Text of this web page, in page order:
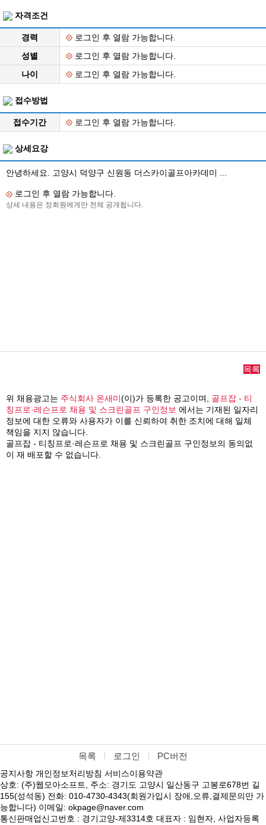
자격조건
경력
로그인 후 열람 가능합니다.
성별
로그인 후 열람 가능합니다.
나이
로그인 후 열람 가능합니다.
접수방법
접수기간 로그인 후 열람 가능합니다.
상세요강
안녕하세요. 고양시 덕양구 신원동 더스카이골프아카데미 ...
로그인 후 열람 가능합니다.
상세 내용은 정회원에게만 전체 공개됩니다.
목록
위 채용광고는 주식회사 온새미(이)가 등록한 공고이며, 골프잡 - 티
칭프로·레슨프로 채용 및 스크린골프 구인정보 에서는 기재된 일자리
정보에 대한 오류와 사용자가 이를 신뢰하여 취한 조치에 대해 일체
책임을 지지 않습니다.
골프잡 - 티칭프로·레슨프로 채용 및 스크린골프 구인정보의 동의없
이 재 배포할 수 없습니다.
목록 로그인 PC버전
공지사항 개인정보처리방침 서비스이용약관
상호: (주)웹모아소프트, 주소: 경기도 고양시 일산동구 고봉로678번 길
155(성석동) 전화: 010-4730-4343(회원가입시 장애,오류,결제문의만 가
능합니다) 이메일: okpage@naver.com
통신판매업신고번호 : 경기고양-제3314호 대표자 : 임현자, 사업자등록